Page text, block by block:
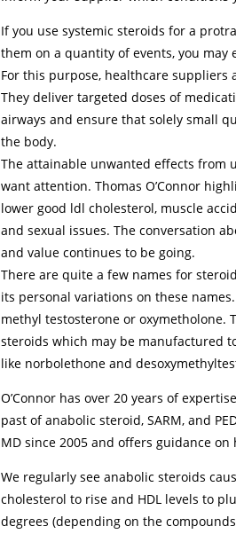
If you use systemic steroids for a
them on a quantity of events, you
For this purpose, healthcare
They deliver targeted doses of
airways and ensure that solely small
the body.
The attainable unwanted effects from
want attention. Thomas O’Connor
lower good ldl cholesterol, muscle
and sexual issues. The conversation
and value continues to be going.
There are quite a few names for
its personal variations on these
methyl testosterone or oxymetholone.
steroids which may be manufactured
like norbolethone and
O’Connor has over 20 years of
past of anabolic steroid, SARM, and
MD since 2005 and offers guidance
We regularly see anabolic steroids
cholesterol to rise and HDL levels to
degrees (depending on the